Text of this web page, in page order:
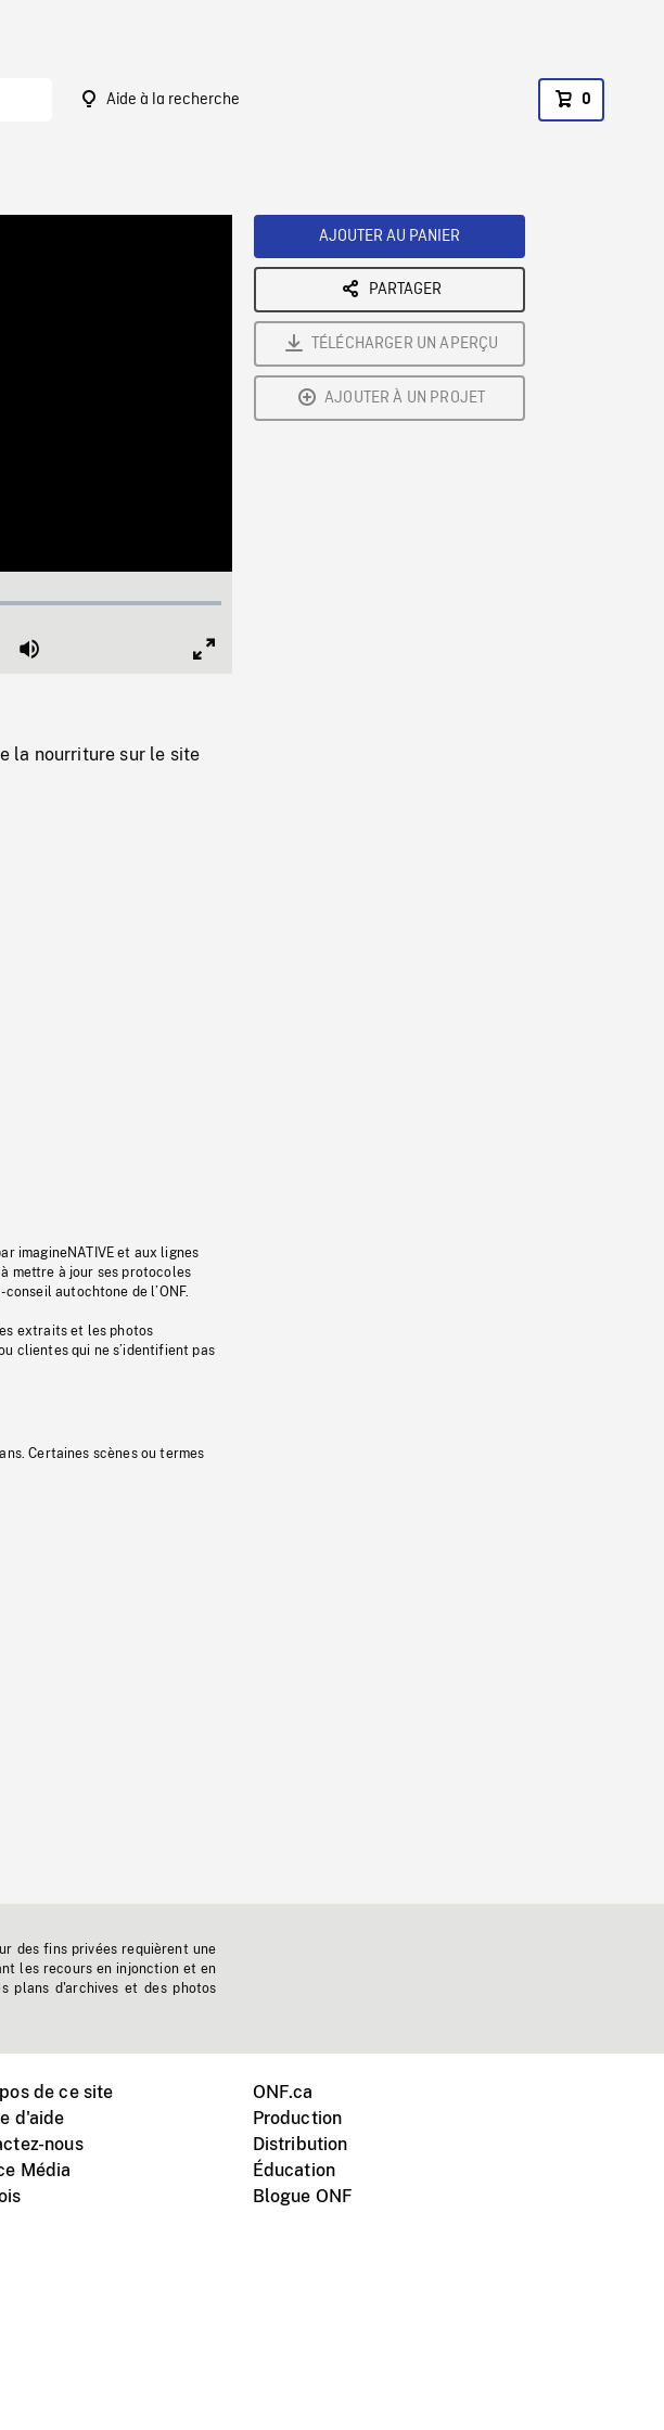
Aide à la recherche 0
Mute
la nourriture sur le site
imagineNATIVE et aux lignes
mettre à jour ses protocoles
autochtone de l’ONF.
extraits et les photos
clientes qui ne s’identifient pas
Certaines scènes ou termes
AJOUTER AU PANIER
PARTAGER
TÉLÉCHARGER UN APERÇU
AJOUTER À UN PROJET
des fins privées requièrent une
les recours en injonction et en
plans d'archives et des photos
de ce site
d'aide
nous
Média
ONF.ca
Production
Distribution
Éducation
Blogue ONF